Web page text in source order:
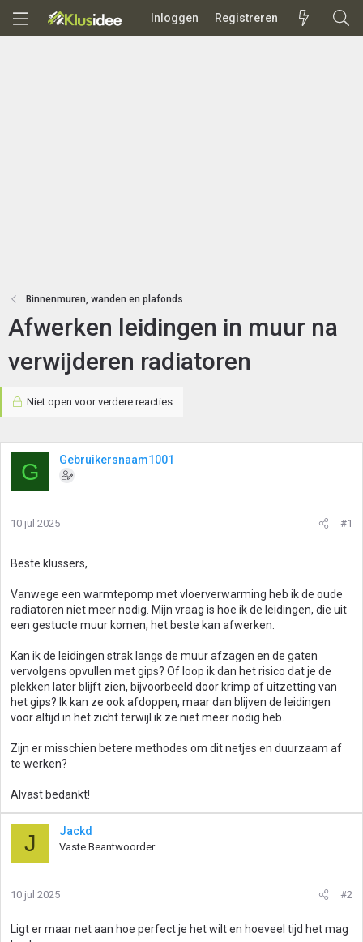
Inloggen Registreren
Binnenmuren, wanden en plafonds
Afwerken leidingen in muur na
verwijderen radiatoren
Niet open voor verdere reacties.
G Gebruikersnaam1001
10 jul 2025 #1
Beste klussers,
Vanwege een warmtepomp met vloerverwarming heb ik de oude
radiatoren niet meer nodig. Mijn vraag is hoe ik de leidingen, die uit
een gestucte muur komen, het beste kan afwerken.
Kan ik de leidingen strak langs de muur afzagen en de gaten
vervolgens opvullen met gips? Of loop ik dan het risico dat je de
plekken later blijft zien, bijvoorbeeld door krimp of uitzetting van
het gips? Ik kan ze ook afdoppen, maar dan blijven de leidingen
voor altijd in het zicht terwijl ik ze niet meer nodig heb.
Zijn er misschien betere methodes om dit netjes en duurzaam af
te werken?
Alvast bedankt!
J Jackd
Vaste Beantwoorder
10 jul 2025 #2
Ligt er maar net aan hoe perfect je het wilt en hoeveel tijd het mag